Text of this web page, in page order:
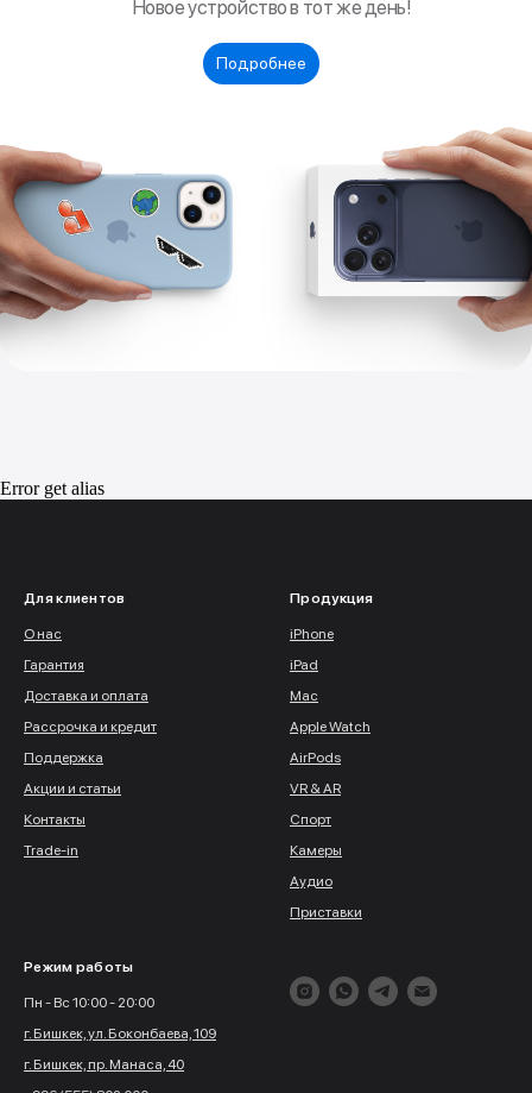
Error get alias
Для клиентов
О нас
Гарантия
Доставка и оплата
Рассрочка и кредит
Поддержка
Акции и статьи
Контакты
Trade-in
Продукция
iPhone
iPad
Mac
Apple Watch
AirPods
VR & AR
Спорт
Камеры
Аудио
Приставки
Режим работы
Пн - Вс 10:00 - 20:00
г. Бишкек, ул. Боконбаева, 109
г. Бишкек, пр. Манаса, 40